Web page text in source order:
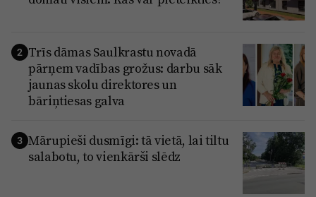
2 Trīs dāmas Saulkrastu novadā
pārņem vadības grožus: darbu sāk
jaunas skolu direktores un
bāriņtiesas galva
3 Mārupieši dusmīgi: tā vietā, lai tiltu
salabotu, to vienkārši slēdz